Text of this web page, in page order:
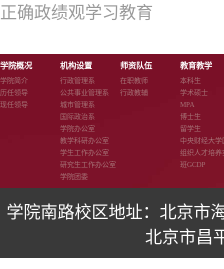
正确政绩观学习教育
学院概况
学院简介
历任领导
现任领导
机构设置
行政管理系
公共事业管理系
城市管理系
国际政治系
学院办公室
教学科研办公室
学生工作办公室
研究生工作办公室
学院团委
师资队伍
在职教师
行政教辅
教育教学
本科生
学术硕士
MPA
博士生
留学生
中央财经大学
组织人才培养
班GCDP
学院南路校区地址：北京市
北京市昌